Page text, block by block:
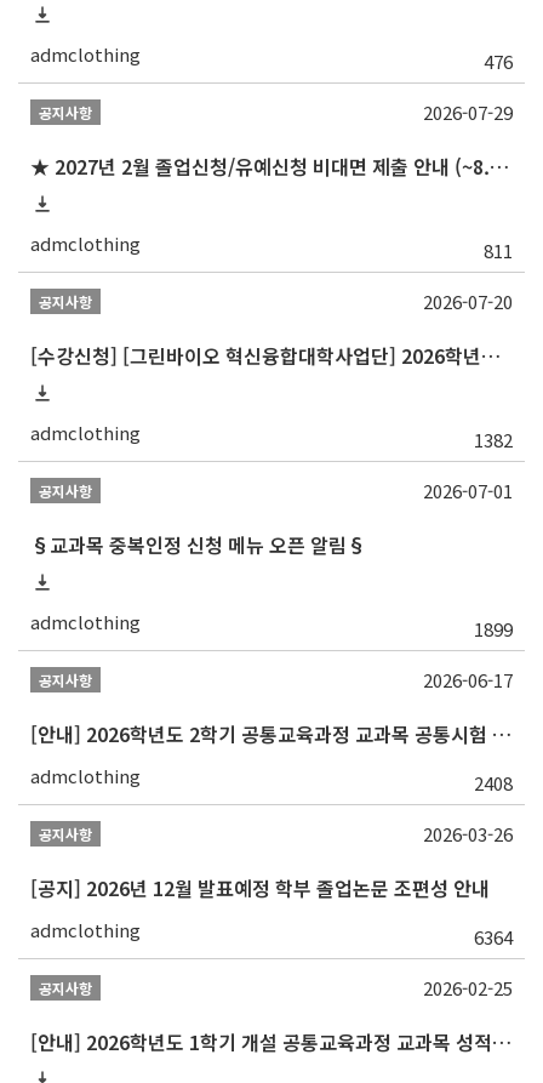
admclothing 476
공지사항
★ 2027년 2월 졸업신청/유예신청 비대면 제출 안내 (~8.20 목)
admclothing 811
2026-07-29
공지사항
[수강신청] [그린바이오 혁신융합대학사업단] 2026학년도 2학기 개설 교과목 홍보
admclothing 1382
2026-07-20
공지사항
§교과목 중복인정 신청 메뉴 오픈 알림§
admclothing 1899
2026-07-01
공지사항
[안내] 2026학년도 2학기 공통교육과정 교과목 공통시험 일정 알림
admclothing 2408
2026-06-17
공지사항
[공지] 2026년 12월 발표예정 학부 졸업논문 조편성 안내
admclothing 6364
2026-03-26
공지사항
[안내] 2026학년도 1학기 개설 공통교육과정 교과목 성적평가방법 변경 안내
2026-02-25